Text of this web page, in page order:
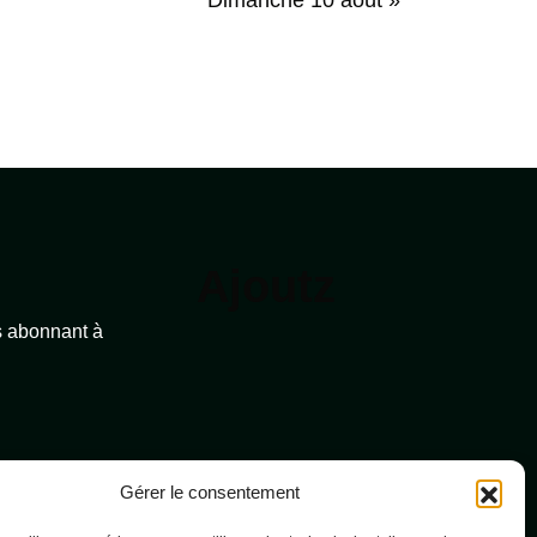
Gérer le consentement
abonnant à